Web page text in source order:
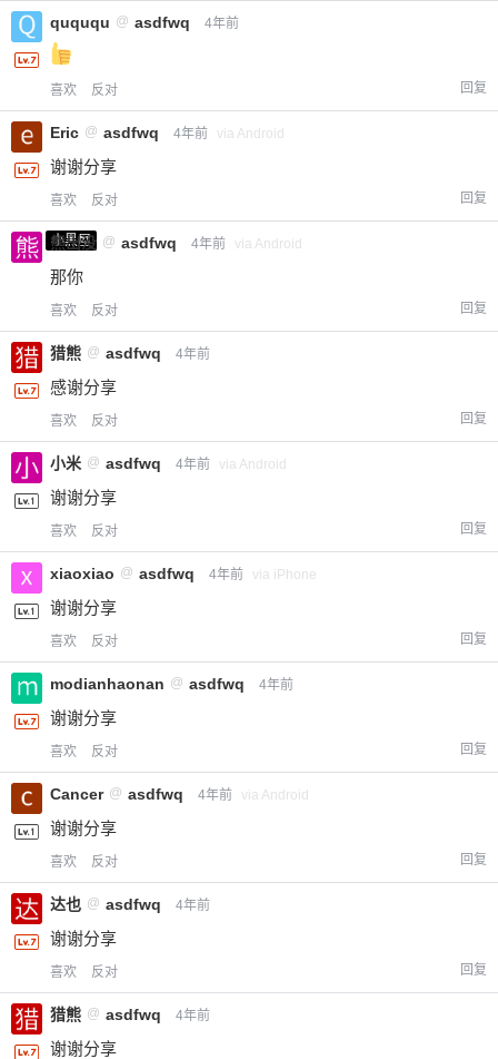
quququ @ asdfwq 4年前
喜欢 反对 回复
Eric @ asdfwq 4年前 via Android
谢谢分享
喜欢 反对 回复
小黑屋
熊出没 @ asdfwq 4年前 via Android
那你
喜欢 反对 回复
猎熊 @ asdfwq 4年前
感谢分享
喜欢 反对 回复
小米 @ asdfwq 4年前 via Android
谢谢分享
喜欢 反对 回复
xiaoxiao @ asdfwq 4年前 via iPhone
谢谢分享
喜欢 反对 回复
modianhaonan @ asdfwq 4年前
谢谢分享
喜欢 反对 回复
Cancer @ asdfwq 4年前 via Android
谢谢分享
喜欢 反对 回复
达也 @ asdfwq 4年前
谢谢分享
喜欢 反对 回复
猎熊 @ asdfwq 4年前
谢谢分享